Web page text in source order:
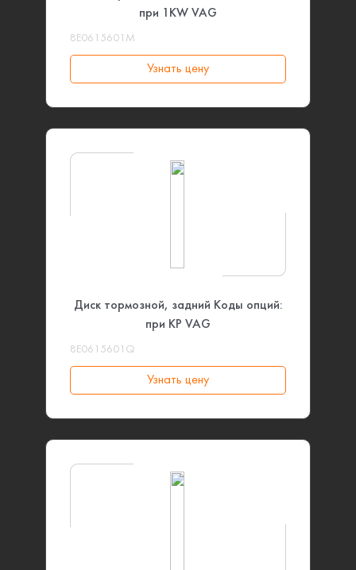
при 1KW VAG
8E0615601M
Узнать цену
Диск тормозной, задний Коды опций:
при KP VAG
8E0615601Q
Узнать цену